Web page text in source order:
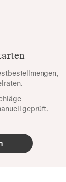
geprüft.